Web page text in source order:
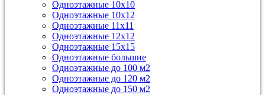
Одноэтажные 10х10
Одноэтажные 10х12
Одноэтажные 11х11
Одноэтажные 12х12
Одноэтажные 15х15
Одноэтажные большие
Одноэтажные до 100 м2
Одноэтажные до 120 м2
Одноэтажные до 150 м2